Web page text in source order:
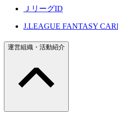
ＪリーグID
J.LEAGUE FANTASY
運営組織・活動紹介